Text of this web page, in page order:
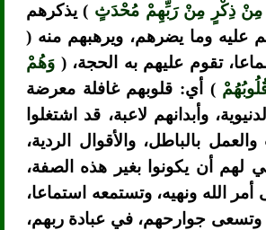
مِنْ ذِكْرٍ مِنْ رَبِّهِمْ مُحْدَثٍ ) يذكرهم
عليه وما يضرهم، ويرهبهم منه (
تقوم عليهم به الحجة، ( وَهُمْ
) أي: قلوبهم غافلة معرضة
وأبدانهم لاعبة، قد اشتغلوا
بالباطل، والأقوال الردية،
لهم أن يكونوا بغير هذه الصفة،
الله ونهيه، وتستمعه استماعا،
وتسعى جوارحهم، في عبادة ربهم،